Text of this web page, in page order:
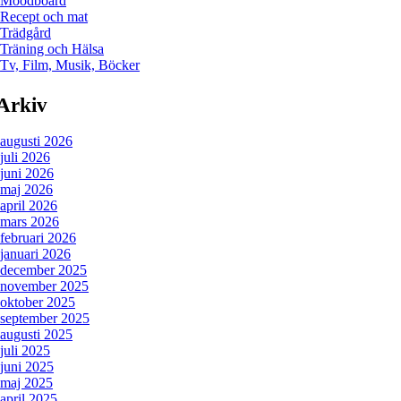
Recept och mat
Trädgård
Träning och Hälsa
Tv, Film, Musik, Böcker
augusti 2026
juli 2026
juni 2026
maj 2026
april 2026
mars 2026
februari 2026
januari 2026
december 2025
november 2025
oktober 2025
september 2025
augusti 2025
juli 2025
juni 2025
maj 2025